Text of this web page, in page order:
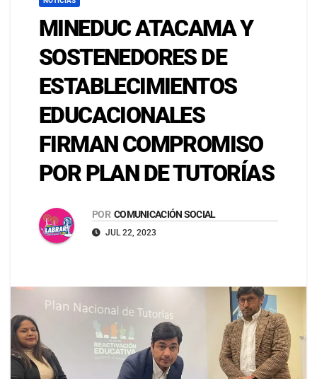
MINEDUC ATACAMA Y
SOSTENEDORES DE
ESTABLECIMIENTOS
EDUCACIONALES
FIRMAN COMPROMISO
POR PLAN DE TUTORÍAS
POR COMUNICACIÓN SOCIAL
JUL 22, 2023